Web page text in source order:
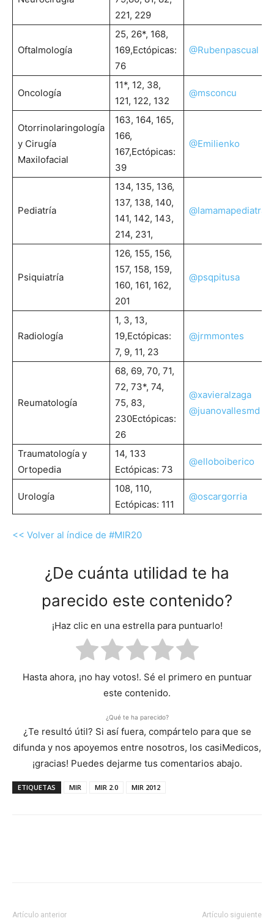
221, 229
Oftalmología
25, 26*, 168,
169,Ectópicas:
76
@Rubenpascual
Oncología
11*, 12, 38,
121, 122, 132
@msconcu
Otorrinolaringología
y Cirugía
Maxilofacial
163, 164, 165,
166,
167,Ectópicas:
39
@Emilienko
Pediatría
134, 135, 136,
137, 138, 140,
141, 142, 143,
214, 231,
@lamamapediatra
Psiquiatría
126, 155, 156,
157, 158, 159,
160, 161, 162,
201
@psqpitusa
Radiología
1, 3, 13,
19,Ectópicas:
7, 9, 11, 23
@jrmmontes
Reumatología
68, 69, 70, 71,
72, 73*, 74,
75, 83,
230Ectópicas:
26
@xavieralzaga
@juanovallesmd
Traumatología y
Ortopedia
14, 133
Ectópicas: 73
@elloboiberico
Urología
108, 110,
Ectópicas: 111
@oscargorria
<< Volver al índice de #MIR20
¿De cuánta utilidad te ha
parecido este contenido?
¡Haz clic en una estrella para puntuarlo!
Hasta ahora, ¡no hay votos!. Sé el primero en puntuar
este contenido.
¿Qué te ha parecido?
¿Te resultó útil? Si así fuera, compártelo para que se
difunda y nos apoyemos entre nosotros, los casiMedicos,
¡gracias! Puedes dejarme tus comentarios abajo.
ETIQUETAS MIR MIR 2.0 MIR 2012
Artículo anterior Artículo siguiente